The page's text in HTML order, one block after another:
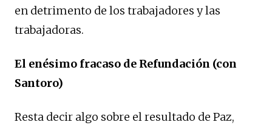
en detrimento de los trabajadores y las
trabajadoras.
El enésimo fracaso de Refundación (con
Santoro)
Resta decir algo sobre el resultado de Paz,